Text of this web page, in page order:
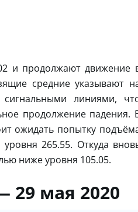
и продолжают движение
средние указывают
линиями,
продолжение падения.
ожидать попытку
265.55. Откуда
ниже уровня 105.05.
29 мая 2020